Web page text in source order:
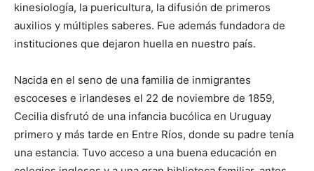
kinesiología, la puericultura, la difusión de primeros
auxilios y múltiples saberes. Fue además fundadora de
instituciones que dejaron huella en nuestro país.
Nacida en el seno de una familia de inmigrantes
escoceses e irlandeses el 22 de noviembre de 1859,
Cecilia disfrutó de una infancia bucólica en Uruguay
primero y más tarde en Entre Ríos, donde su padre tenía
una estancia. Tuvo acceso a una buena educación en